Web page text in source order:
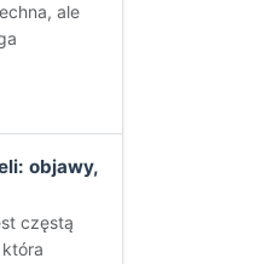
ale
objawy,
częstą